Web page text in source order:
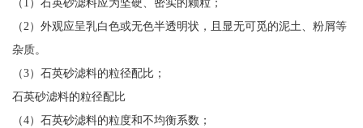
（2）外观应呈乳白色或无色半透明状，且显无可觅的泥土、粉屑等
杂质。
（3）石英砂滤料的粒径配比；
石英砂滤料的粒径配比
（4）石英砂滤料的粒度和不均衡系数；